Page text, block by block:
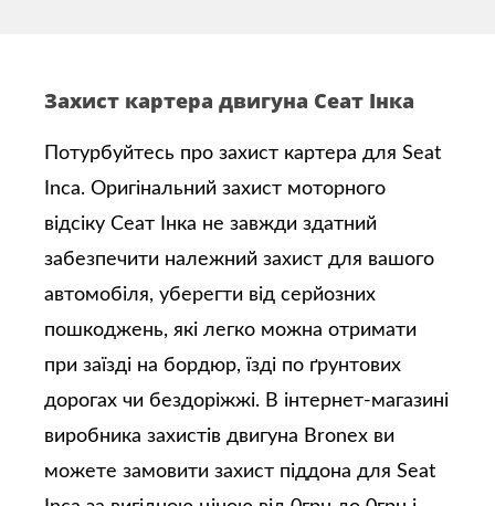
Захист картера двигуна Сеат Інка
Потурбуйтесь про захист картера для Seat
Inca. Оригінальний захист моторного
відсіку Сеат Інка не завжди здатний
забезпечити належний захист для вашого
автомобіля, уберегти від серйозних
пошкоджень, які легко можна отримати
при заїзді на бордюр, їзді по ґрунтових
дорогах чи бездоріжжі. В інтернет-магазині
виробника захистів двигуна Bronex ви
можете замовити захист піддона для Seat